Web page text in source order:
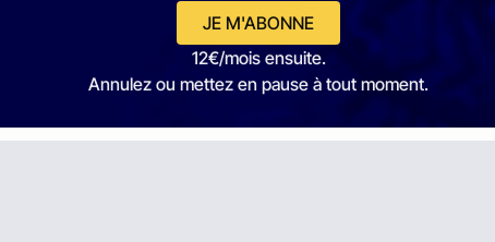
JE M'ABONNE
12€/mois ensuite.
Annulez ou mettez en pause à tout moment.